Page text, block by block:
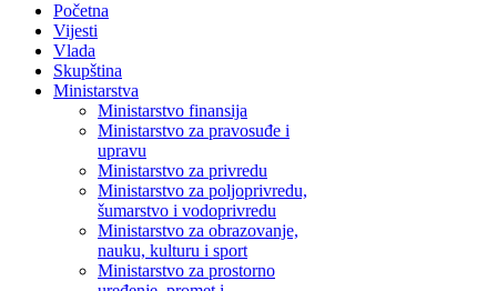
Početna
Vijesti
Vlada
Skupština
Ministarstva
Ministarstvo finansija
Ministarstvo za pravosuđe i
upravu
Ministarstvo za privredu
Ministarstvo za poljoprivredu,
šumarstvo i vodoprivredu
Ministarstvo za obrazovanje,
nauku, kulturu i sport
Ministarstvo za prostorno